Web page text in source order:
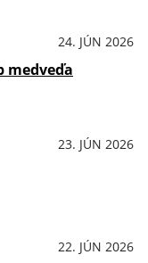
24. JÚN 2026
medveďa
23. JÚN 2026
22. JÚN 2026